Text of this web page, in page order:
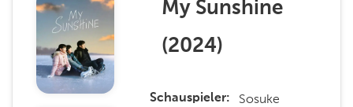
My Sunshine
(2024)
Schauspieler
Sosuke